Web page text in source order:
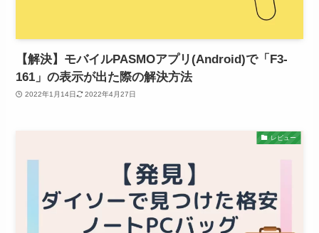
【解決】モバイルPASMOアプリ(Android)で「F3-
161」の表示が出た際の解決方法
2022年1月14日 2022年4月27日
レビュー